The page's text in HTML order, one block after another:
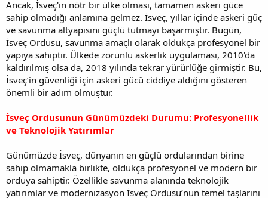
Ancak, İsveç'in nötr bir ülke olması, tamamen askeri güce
sahip olmadığı anlamına gelmez. İsveç, yıllar içinde askeri güç
ve savunma altyapısını güçlü tutmayı başarmıştır. Bugün,
İsveç Ordusu, savunma amaçlı olarak oldukça profesyonel bir
yapıya sahiptir. Ülkede zorunlu askerlik uygulaması, 2010'da
kaldırılmış olsa da, 2018 yılında tekrar yürürlüğe girmiştir. Bu,
İsveç’in güvenliği için askeri gücü ciddiye aldığını gösteren
önemli bir adım olmuştur.
İsveç Ordusunun Günümüzdeki Durumu: Profesyonellik
ve Teknolojik Yatırımlar
Günümüzde İsveç, dünyanın en güçlü ordularından birine
sahip olmamakla birlikte, oldukça profesyonel ve modern bir
orduya sahiptir. Özellikle savunma alanında teknolojik
yatırımlar ve modernizasyon İsveç Ordusu’nun temel taşlarını